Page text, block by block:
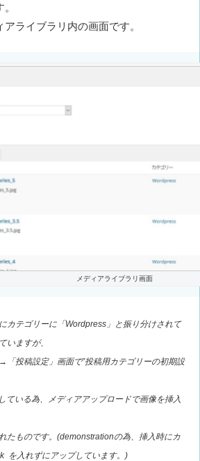
アライブラリ内の画面です。
メディアライブラリ画面
カテゴリーに「Wordpress」と振り分けされて
いますが、
「投稿設定」画面で”投稿用カテゴリーの初期設
ている為、メディアアップロードで画像を挿入
たものです。(demonstrationの為、挿入時にカ
を入れずにアップしています。)